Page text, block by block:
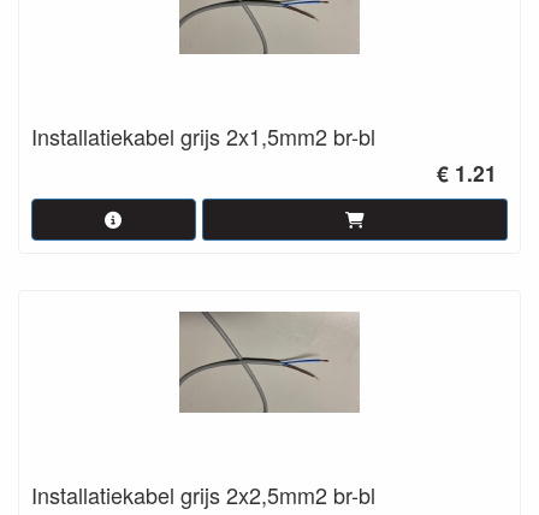
Installatiekabel grijs 2x1,5mm2 br-bl
€ 1.21
Installatiekabel grijs 2x2,5mm2 br-bl